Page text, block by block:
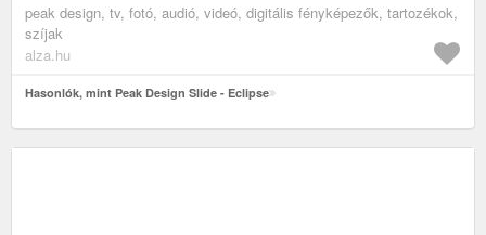
peak design, tv, fotó, audió, videó, digitális fényképezők, tartozékok,
szíjak
alza.hu
Hasonlók, mint Peak Design Slide - Eclipse